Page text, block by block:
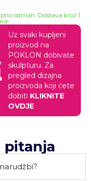
odmah: Dostava kroz 1
Uz svaki kupljeni
proizvod na
POKLON dobivate
skulpturu. Za
pregled dizajna
proizvoda koji ćete
dobiti KLIKNITE
OVDJE
pitanja